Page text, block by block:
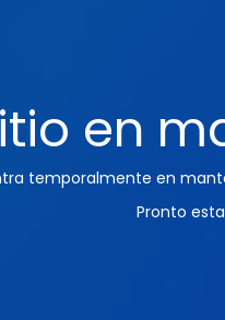
en
temporalmente en
Pronto